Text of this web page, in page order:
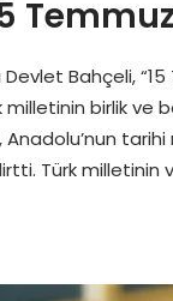
Bahçeli,
milletinin birlik
Türk milletinin